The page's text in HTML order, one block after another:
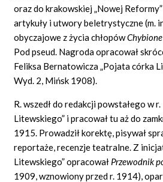
oraz do krakowskiej „Nowej
artykuły i utwory beletrystyczne (m.
obyczajowe z życia chłopów
Pod pseud. Nagroda opracował
Feliksa Bernatowicza „Pojata córka
Wyd. 2, Mińsk 1908).
R. wszedł do redakcji powstałego w
Litewskiego” i pracował tu aż do
1915. Prowadził korektę, pisywał
reportaże, recenzje teatralne. Z
Litewskiego” opracował Przewodnik
1909, wznowiony przed r. 1914),